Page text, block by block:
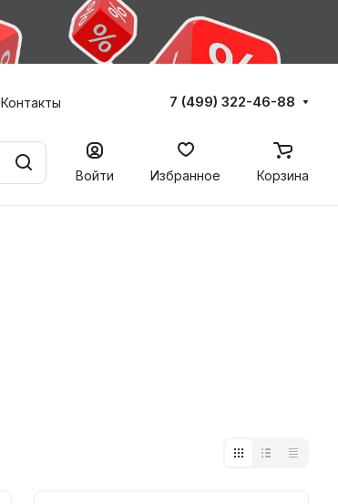
Контакты 7 (499) 322-46-88
Войти Избранное Корзина